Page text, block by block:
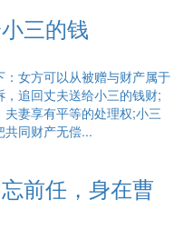
三的钱
女方可以从被赠与财产属于
追回丈夫送给小三的钱财;
妻享有平等的处理权;小三
共同财产无偿...
前任，身在曹